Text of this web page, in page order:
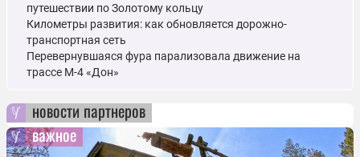
путешествии по Золотому кольцу
Километры развития: как обновляется дорожно-
транспортная сеть
Перевернувшаяся фура парализовала движение на
трассе М-4 «Дон»
новости партнеров
важное